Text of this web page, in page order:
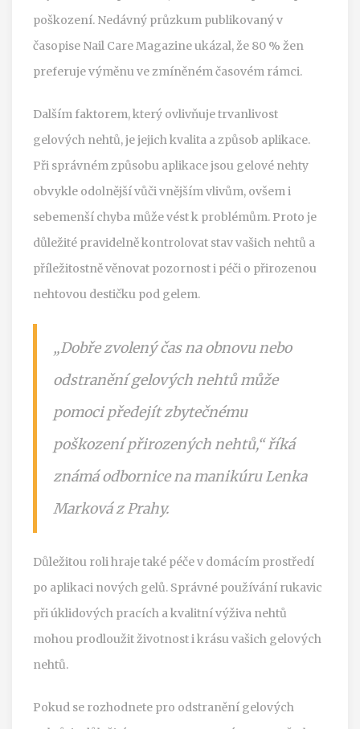
poškození. Nedávný průzkum publikovaný v
časopise Nail Care Magazine ukázal, že 80 % žen
preferuje výměnu ve zmíněném časovém rámci.
Dalším faktorem, který ovlivňuje trvanlivost
gelových nehtů, je jejich kvalita a způsob aplikace.
Při správném způsobu aplikace jsou gelové nehty
obvykle odolnější vůči vnějším vlivům, ovšem i
sebemenší chyba může vést k problémům. Proto je
důležité pravidelně kontrolovat stav vašich nehtů a
příležitostně věnovat pozornost i péči o přirozenou
nehtovou destičku pod gelem.
„Dobře zvolený čas na obnovu nebo
odstranění gelových nehtů může
pomoci předejít zbytečnému
poškození přirozených nehtů,“ říká
známá odbornice na manikúru Lenka
Marková z Prahy.
Důležitou roli hraje také péče v domácím prostředí
po aplikaci nových gelů. Správné používání rukavic
při úklidových pracích a kvalitní výživa nehtů
mohou prodloužit životnost i krásu vašich gelových
nehtů.
Pokud se rozhodnete pro odstranění gelových